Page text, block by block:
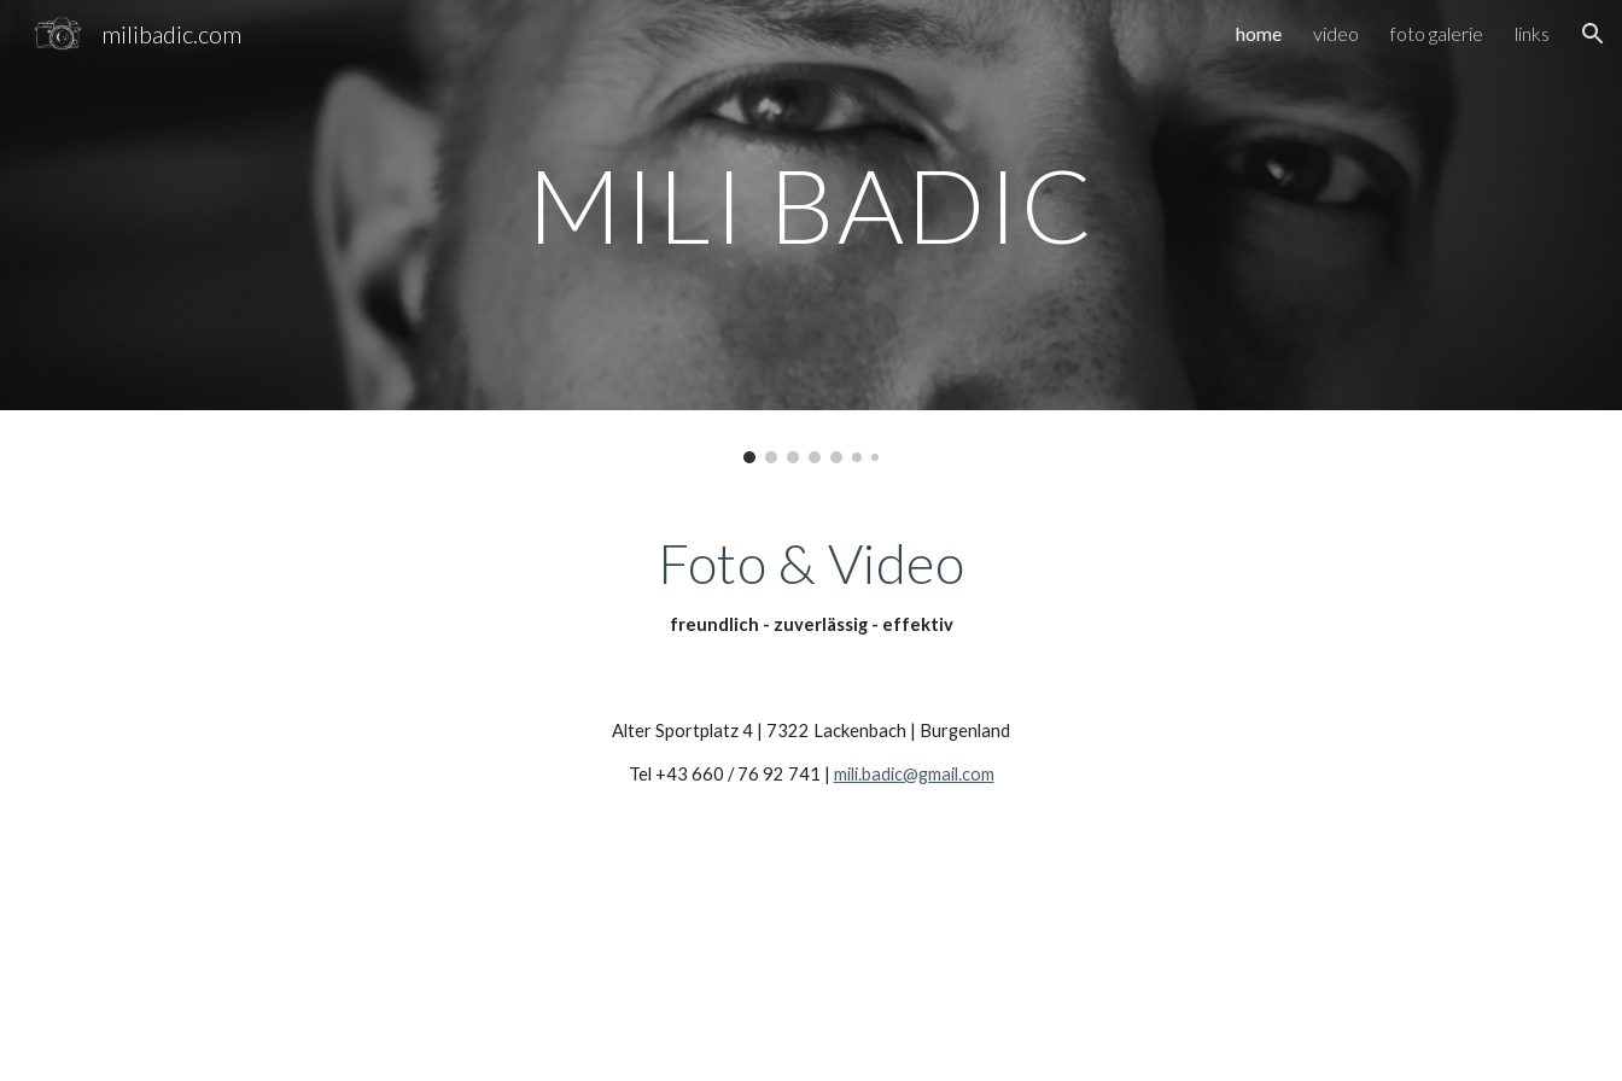
Skip to main content Skip to navigation
milibadic.com home video foto galerie links
MILI BADIC
Foto & Video
freundlich - zuverlässig - effektiv
Alter Sportplatz 4 | 7322 Lackenbach | Burgenland
Tel +43 660 / 76 92 741 | mili.badic@gmail.com